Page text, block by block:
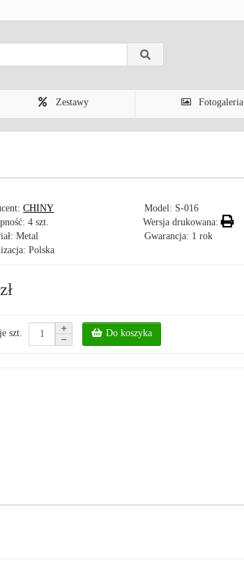
Zestawy Fotogaleria
CHINY Model: S-016
Wersja drukowana:
4 szt.
Metal
Gwarancja: 1 rok
Polska
szt. Do koszyka